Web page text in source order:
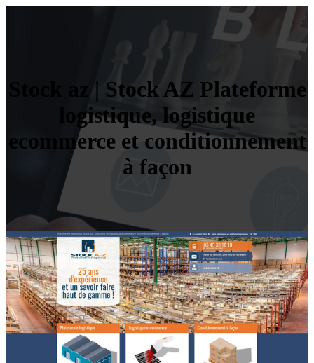
Stock az | Stock AZ Plateforme
logistique, logistique
ecommerce et con­dition­ne­ment
à façon